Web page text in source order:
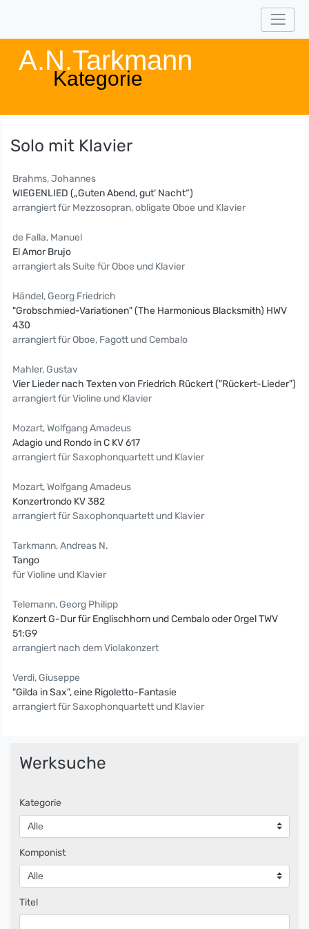
A.N.Tarkmann
Kategorie
Solo mit Klavier
Brahms, Johannes
WIEGENLIED („Guten Abend, gut‘ Nacht“)
arrangiert für Mezzosopran, obligate Oboe und Klavier
de Falla, Manuel
El Amor Brujo
arrangiert als Suite für Oboe und Klavier
Händel, Georg Friedrich
"Grobschmied-Variationen" (The Harmonious Blacksmith) HWV
430
arrangiert für Oboe, Fagott und Cembalo
Mahler, Gustav
Vier Lieder nach Texten von Friedrich Rückert ("Rückert-Lieder")
arrangiert für Violine und Klavier
Mozart, Wolfgang Amadeus
Adagio und Rondo in C KV 617
arrangiert für Saxophonquartett und Klavier
Mozart, Wolfgang Amadeus
Konzertrondo KV 382
arrangiert für Saxophonquartett und Klavier
Tarkmann, Andreas N.
Tango
für Violine und Klavier
Telemann, Georg Philipp
Konzert G-Dur für Englischhorn und Cembalo oder Orgel TWV
51:G9
arrangiert nach dem Violakonzert
Verdi, Giuseppe
"Gilda in Sax", eine Rigoletto-Fantasie
arrangiert für Saxophonquartett und Klavier
Werksuche
Kategorie
Komponist
Titel